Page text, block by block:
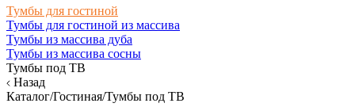
Тумбы для гостиной
Тумбы для гостиной из массива
Тумбы из массива дуба
Тумбы из массива сосны
Тумбы под ТВ
Назад
Каталог/Гостиная/Тумбы под ТВ